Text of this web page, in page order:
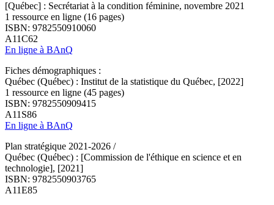
[Québec] : Secrétariat à la condition féminine, novembre 2021
1 ressource en ligne (16 pages)
ISBN: 9782550910060
A11C62
En ligne à BAnQ
Fiches démographiques :
Québec (Québec) : Institut de la statistique du Québec, [2022]
1 ressource en ligne (45 pages)
ISBN: 9782550909415
A11S86
En ligne à BAnQ
Plan stratégique 2021-2026 /
Québec (Québec) : [Commission de l'éthique en science et en
technologie], [2021]
ISBN: 9782550903765
A11E85